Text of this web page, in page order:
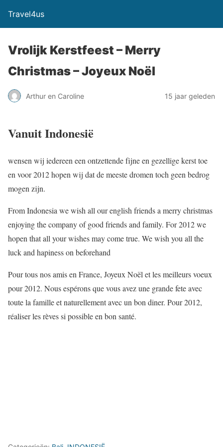
Travel4us
Vrolijk Kerstfeest – Merry
Christmas – Joyeux Noël
Arthur en Caroline 15 jaar geleden
Vanuit Indonesië
wensen wij iedereen een ontzettende fijne en gezellige kerst toe
en voor 2012 hopen wij dat de meeste dromen toch geen bedrog
mogen zijn.
From Indonesia we wish all our english friends a merry christmas
enjoying the company of good friends and family. For 2012 we
hopen that all your wishes may come true. We wish you all the
luck and hapiness on beforehand
Pour tous nos amis en France, Joyeux Noël et les meilleurs voeux
pour 2012. Nous espérons que vous avez une grande fete avec
toute la famille et naturellement avec un bon diner. Pour 2012,
réaliser les rèves si possible en bon santé.